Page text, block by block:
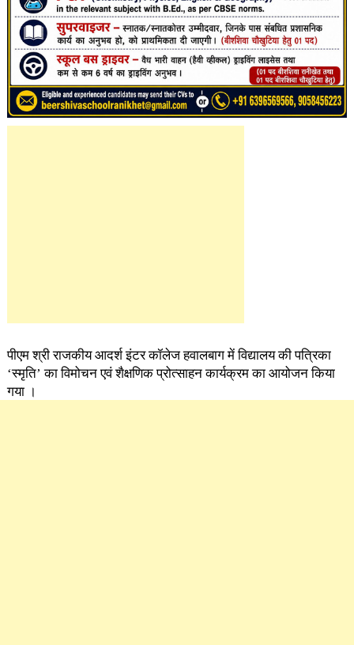
पीएम श्री राजकीय आदर्श इंटर कॉलेज हवालबाग में विद्यालय की पत्रिका
‘स्मृति’ का विमोचन एवं शैक्षणिक प्रोत्साहन कार्यक्रम का आयोजन किया
गया ।